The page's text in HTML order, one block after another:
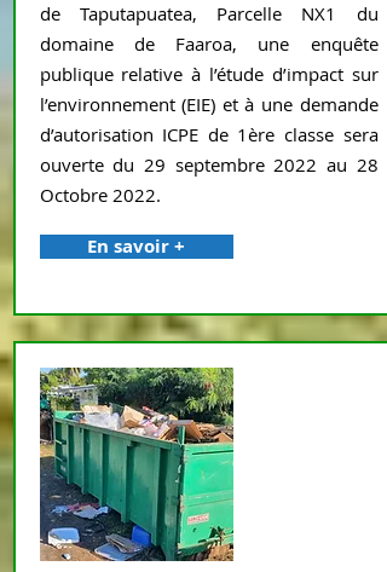
de Taputapuatea, Parcelle NX1 du
domaine de Faaroa, une enquête
publique relative à l’étude d’impact sur
l’environnement (EIE) et à une demande
d’autorisation ICPE de 1ère classe sera
ouverte du 29 septembre 2022 au 28
Octobre 2022.
En savoir +